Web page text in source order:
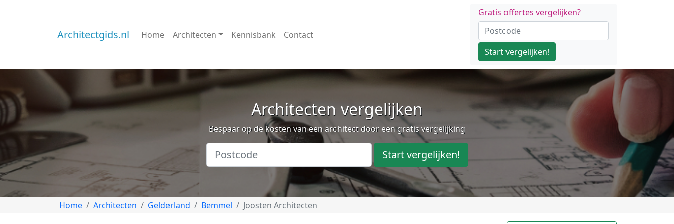
Architectgids.nl Home Architecten Kennisbank Contact
Gratis offertes vergelijken?
Start vergelijken!
Architecten vergelijken
Bespaar op de kosten van een architect door een gratis vergelijking
Start vergelijken!
Home Architecten Gelderland Bemmel Joosten Architecten